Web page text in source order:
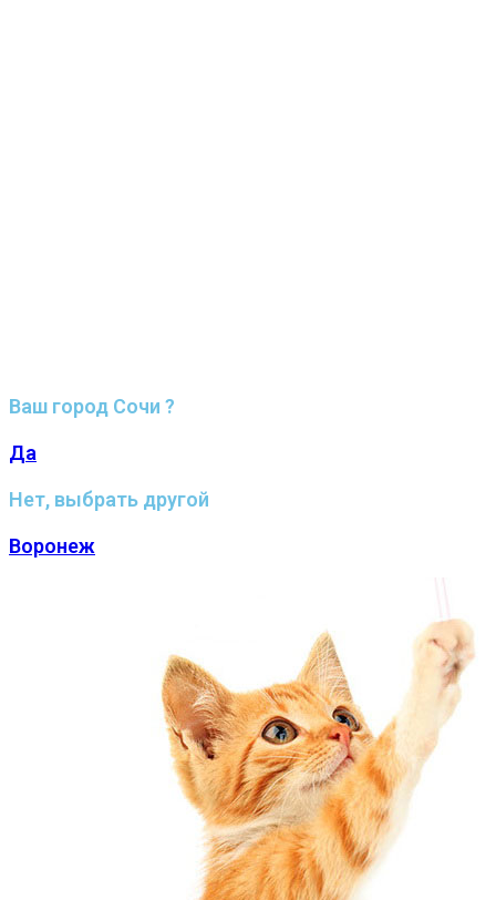
Ваш город Сочи ?
Да
Нет, выбрать другой
Воронеж